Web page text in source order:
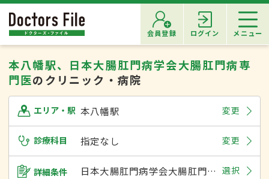
会員登録 ログイン メニュー
本八幡駅、日本大腸肛門病学会大腸肛門病専
門医のクリニック・病院
エリア・駅 本八幡駅 変更
診療科目 指定なし 変更
詳細条件 日本大腸肛門病学会大腸肛門病専門医 選択